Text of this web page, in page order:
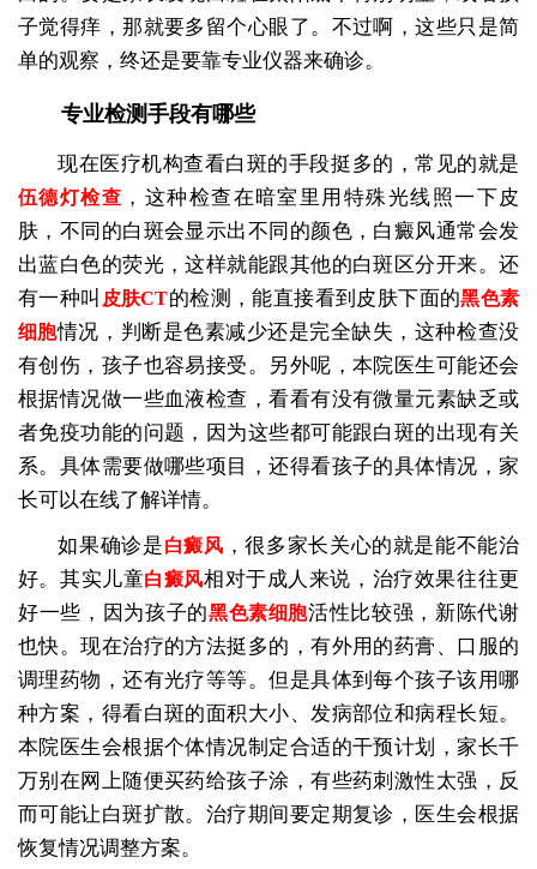
子觉得痒，那就要多留个心眼了。不过啊，这些只是简
单的观察，终还是要靠专业仪器来确诊。
专业检测手段有哪些
现在医疗机构查看白斑的手段挺多的，常见的就是
伍德灯检查 ，这种检查在暗室里用特殊光线照一下皮
肤，不同的白斑会显示出不同的颜色，白癜风通常会发
出蓝白色的荧光，这样就能跟其他的白斑区分开来。还
有一种叫 皮肤CT的检测，能直接看到皮肤下面的黑色素
细胞情况，判断是色素减少还是完全缺失，这种检查没
有创伤，孩子也容易接受。另外呢，本院医生可能还会
根据情况做一些血液检查，看看有没有微量元素缺乏或
者免疫功能的问题，因为这些都可能跟白斑的出现有关
系。具体需要做哪些项目，还得看孩子的具体情况，家
长可以在线了解详情。
如果确诊是白癜风 ，很多家长关心的就是能不能治
好。其实儿童白癜风相对于成人来说，治疗效果往往更
好一些，因为孩子的黑色素细胞活性比较强，新陈代谢
也快。现在治疗的方法挺多的，有外用的药膏、口服的
调理药物，还有光疗等等。但是具体到每个孩子该用哪
种方案，得看白斑的面积大小、发病部位和病程长短。
本院医生会根据个体情况制定合适的干预计划，家长千
万别在网上随便买药给孩子涂，有些药刺激性太强，反
而可能让白斑扩散。治疗期间要定期复诊，医生会根据
恢复情况调整方案。